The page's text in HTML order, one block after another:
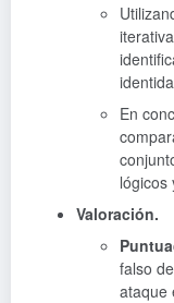
En
lógicos
Valoración.
falso
ataque